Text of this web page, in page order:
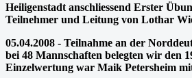
Heiligenstadt anschliessend Erster
Teilnehmer und Leitung von Lothar
05.04.2008 - Teilnahme an der
bei 48 Mannschaften belegten wir den
Einzelwertung war Maik Petersheim